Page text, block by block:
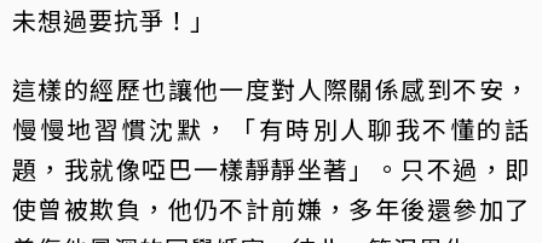
未想過要抗爭！」
這樣的經歷也讓他一度對人際關係感到不安，
慢慢地習慣沈默，「有時別人聊我不懂的話
題，我就像啞巴一樣靜靜坐著」。只不過，即
使曾被欺負，他仍不計前嫌，多年後還參加了